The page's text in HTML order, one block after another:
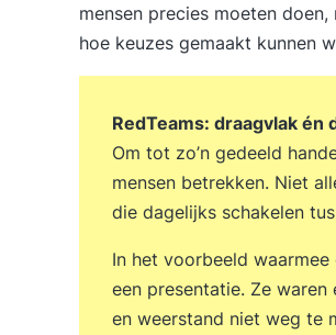
mensen precies moeten
hoe keuzes gemaakt kunnen
RedTeams: draagvlak én
Om tot zo’n gedeeld
mensen betrekken. Niet
die dagelijks schakelen
In het voorbeeld
een presentatie. Ze
en weerstand niet weg te